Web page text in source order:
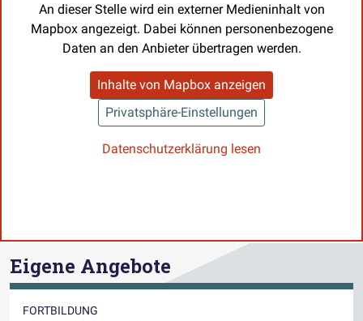
An dieser Stelle wird ein externer Medieninhalt von
Mapbox angezeigt. Dabei können personenbezogene
Daten an den Anbieter übertragen werden.
Inhalte von Mapbox anzeigen
Privatsphäre-Einstellungen
Datenschutzerklärung lesen
Eigene Angebote
FORTBILDUNG